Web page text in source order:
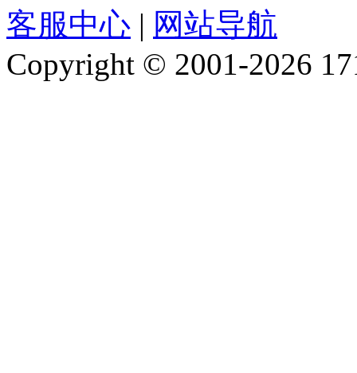
客服中心 | 网站导航
Copyright © 2001-2026